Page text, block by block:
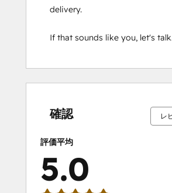
delivery.
If that sounds like you, let's
確認 レ
評価平均
5.0
了
了了了
了
了
了
了